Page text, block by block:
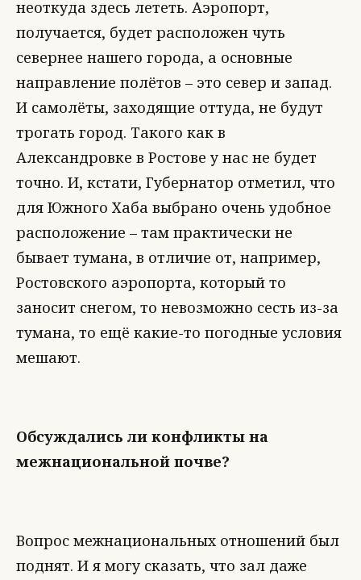
неоткуда здесь лететь. Аэропорт,
получается, будет расположен чуть
севернее нашего города, а основные
направление полётов – это север и запад.
И самолёты, заходящие оттуда, не будут
трогать город. Такого как в
Александровке в Ростове у нас не будет
точно. И, кстати, Губернатор отметил, что
для Южного Хаба выбрано очень удобное
расположение – там практически не
бывает тумана, в отличие от, например,
Ростовского аэропорта, который то
заносит снегом, то невозможно сесть из-за
тумана, то ещё какие-то погодные условия
мешают.
Обсуждались ли конфликты на
межнациональной почве?
Вопрос межнациональных отношений был
поднят. И я могу сказать, что зал даже